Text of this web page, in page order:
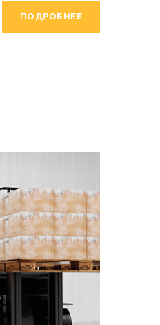
ПОДРОБНЕЕ